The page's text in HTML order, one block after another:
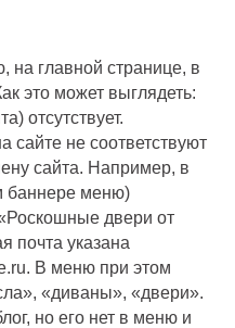
на главной странице, в
это может выглядеть:
отсутствует.
не соответствуют
сайта. Например, в
баннере меню)
двери от
почта указана
В меню при этом
«диваны», «двери».
но его нет в меню и